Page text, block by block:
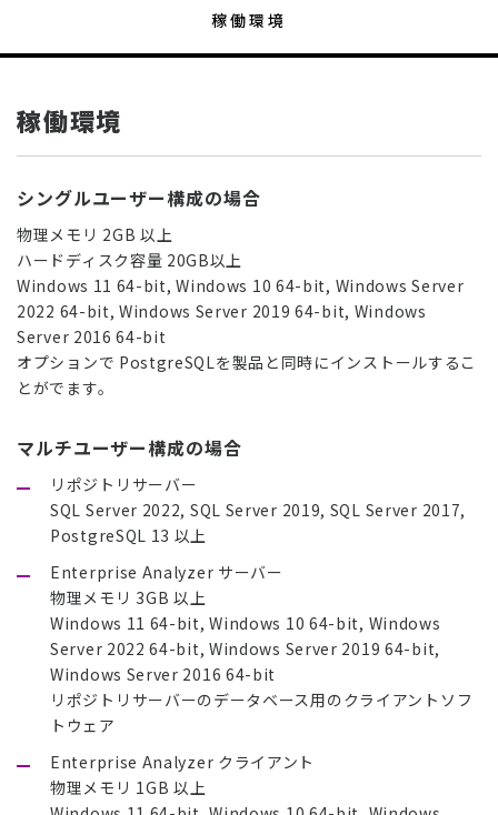
稼働環境
稼働環境
シングルユーザー構成の場合
物理メモリ 2GB 以上
ハードディスク容量 20GB以上
Windows 11 64-bit, Windows 10 64-bit, Windows Server
2022 64-bit, Windows Server 2019 64-bit, Windows
Server 2016 64-bit
オプションで PostgreSQLを製品と同時にインストールするこ
とがでます。
マルチユーザー構成の場合
リポジトリサーバー
SQL Server 2022, SQL Server 2019, SQL Server 2017,
PostgreSQL 13 以上
Enterprise Analyzer サーバー
物理メモリ 3GB 以上
Windows 11 64-bit, Windows 10 64-bit, Windows
Server 2022 64-bit, Windows Server 2019 64-bit,
Windows Server 2016 64-bit
リポジトリサーバーのデータベース用のクライアントソフ
トウェア
Enterprise Analyzer クライアント
物理メモリ 1GB 以上